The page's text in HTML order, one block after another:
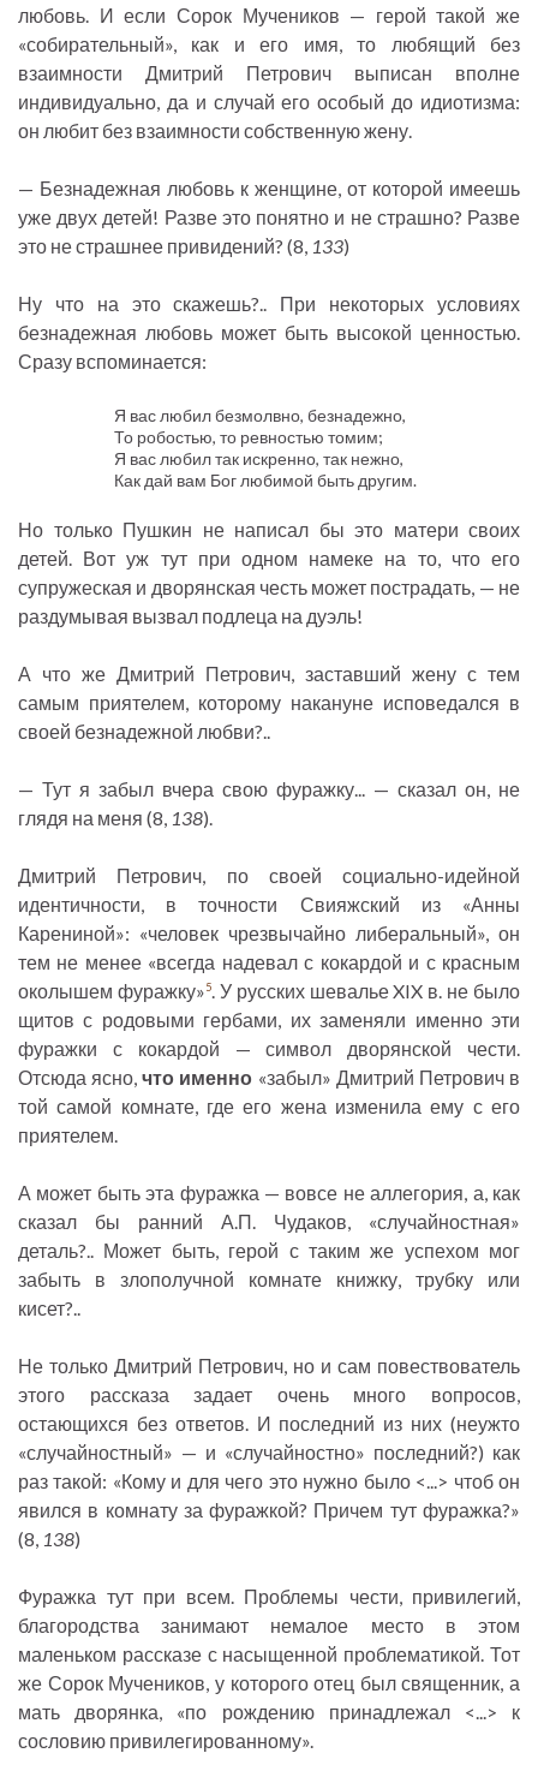
любовь. И если Сорок Мучеников — герой такой же
«собирательный», как и его имя, то любящий без
взаимности Дмитрий Петрович выписан вполне
индивидуально, да и случай его особый до идиотизма:
он любит без взаимности собственную жену.
— Безнадежная любовь к женщине, от которой имеешь
уже двух детей! Разве это понятно и не страшно? Разве
это не страшнее привидений? (8, 133)
Ну что на это скажешь?.. При некоторых условиях
безнадежная любовь может быть высокой ценностью.
Сразу вспоминается:
Я вас любил безмолвно, безнадежно,
То робостью, то ревностью томим;
Я вас любил так искренно, так нежно,
Как дай вам Бог любимой быть другим.
Но только Пушкин не написал бы это матери своих
детей. Вот уж тут при одном намеке на то, что его
супружеская и дворянская честь может пострадать, — не
раздумывая вызвал подлеца на дуэль!
А что же Дмитрий Петрович, заставший жену с тем
самым приятелем, которому накануне исповедался в
своей безнадежной любви?..
— Тут я забыл вчера свою фуражку... — сказал он, не
глядя на меня (8, 138).
Дмитрий Петрович, по своей социально-идейной
идентичности, в точности Свияжский из «Анны
Карениной»: «человек чрезвычайно либеральный», он
тем не менее «всегда надевал с кокардой и с красным
околышем фуражку»5. У русских шевалье XIX в. не было
щитов с родовыми гербами, их заменяли именно эти
фуражки с кокардой — символ дворянской чести.
Отсюда ясно,что именно «забыл» Дмитрий Петрович в
той самой комнате, где его жена изменила ему с его
приятелем.
А может быть эта фуражка — вовсе не аллегория, а, как
сказал бы ранний А.П. Чудаков, «случайностная»
деталь?.. Может быть, герой с таким же успехом мог
забыть в злополучной комнате книжку, трубку или
кисет?..
Не только Дмитрий Петрович, но и сам повествователь
этого рассказа задает очень много вопросов,
остающихся без ответов. И последний из них (неужто
«случайностный» — и «случайностно» последний?) как
раз такой: «Кому и для чего это нужно было <...> чтоб он
явился в комнату за фуражкой? Причем тут фуражка?»
(8, 138)
Фуражка тут при всем. Проблемы чести, привилегий,
благородства занимают немалое место в этом
маленьком рассказе с насыщенной проблематикой. Тот
же Сорок Мучеников, у которого отец был священник, а
мать дворянка, «по рождению принадлежал <...> к
сословию привилегированному».